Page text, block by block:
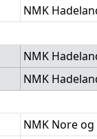
NMK
NMK
NMK
NMK Nore og